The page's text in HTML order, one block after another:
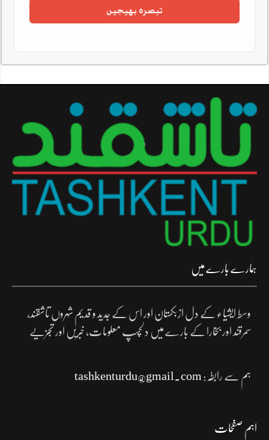
ہمارے بارے میں
وسط ایشیاء کے دل ازبکستان اور اس کے جدید و قدیم شہروں تاشقند،
سمرقند اور بخارا کے بارے میں دلچسپ معلومات، خبریں اور تجزیے
ہم سے رابطہ: tashkenturdu@gmail.com
اہم صفحات